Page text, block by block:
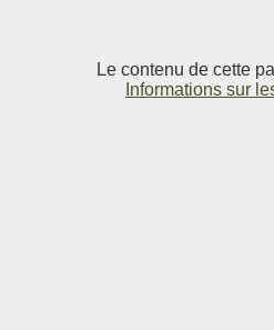
Le contenu de cette
Informations sur